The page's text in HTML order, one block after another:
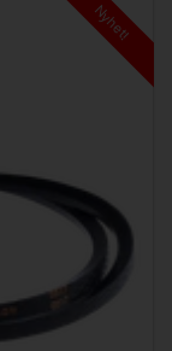
Nyhet!